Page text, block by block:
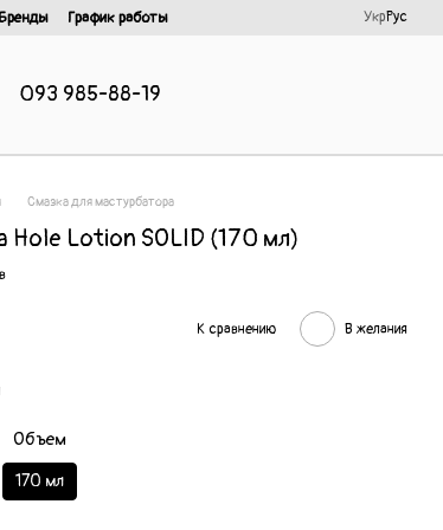
Бренды
График работы
УкрРус
093 985-88-19
Смазка для мастурбатора
Hole Lotion SOLID (170 мл)
К сравнению В желания
Объем
170 мл